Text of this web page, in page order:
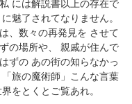
には解説書以上の存在で
魅了されてなりません。
、数々の再発見を させて
の場所や、 親戚が住んで
ずの あの街の知らなかっ
旅の魔術師」こんな言葉
をとくとご覧あれ。